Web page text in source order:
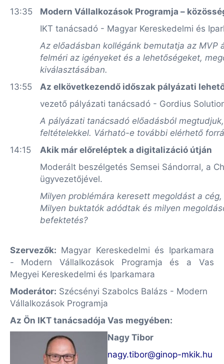
13:35
Modern Vállalkozások Programja –
IKT tanácsadó - Magyar Kereskedelmi és
Az előadásban kollégánk bemutatja az
felméri az igényeket és a lehetőségeket,
kiválasztásában.
13:55
Az elkövetkezendő időszak pályázati
vezető pályázati tanácsadó - Gordius
A pályázati tanácsadó előadásból
feltételekkel. Várható-e további elérhető
14:15
Akik már előreléptek a digitalizáció útján
Moderált beszélgetés Semsei Sándorral, a
ügyvezetőjével.
Milyen problémára keresett megoldást a
Milyen buktatók adódtak és milyen
befektetés?
Szervezők: Magyar Kereskedelmi és Iparkamara
-
Modern Vállalkozások Programja és a Vas
Megyei Kereskedelmi és Iparkamara
Moderátor: Szécsényi Szabolcs Balázs - Modern
Vállalkozások Programja
Az Ön IKT tanácsadója Vas megyében:
Nagy Tibor
nagy.tibor@ginop-mkik.hu